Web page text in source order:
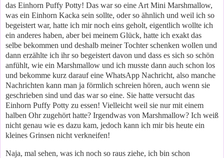
das Einhorn Puffy Potty! Das war so eine Art Mini Marshmallow,
was ein Einhorn Kacka sein sollte, oder so ähnlich und weil ich so
begeistert war, hatte ich mir noch eins geholt, eigentlich wollte ich
ein anderes haben, aber bei meinem Glück, hatte ich exakt das
selbe bekommen und deshalb meiner Tochter schenken wollen und
dann erzählte ich ihr so begeistert davon und dass es sich so schön
anfühlt, wie ein Marshmallow und ich musste dann auch schon los
und bekomme kurz darauf eine WhatsApp Nachricht, also manche
Nachrichten kann man ja förmlich schreien hören, auch wenn sie
geschrieben sind und das war so eine. Sie hatte versucht das
Einhorn Puffy Potty zu essen! Vielleicht weil sie nur mit einem
halben Ohr zugehört hatte? Irgendwas von Marshmallow? Ich weiß
nicht genau wie es dazu kam, jedoch kann ich mir bis heute ein
kleines Grinsen nicht verkneifen!
Naja, mal sehen, was ich noch so raus ziehe, ich bin schon